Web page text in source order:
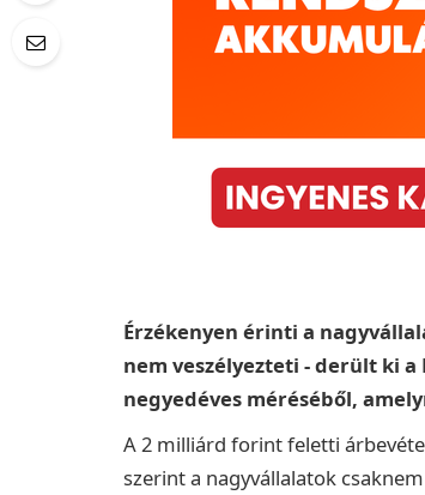
Érzékenyen érinti a
nem veszélyezteti - derült ki
negyedéves méréséből,
A 2 milliárd forint feletti
szerint a nagyvállalatok